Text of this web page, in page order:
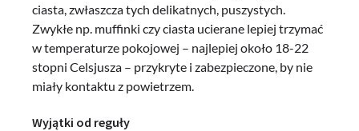
ciasta, zwłaszcza tych delikatnych, puszystych.
Zwykłe np. muffinki czy ciasta ucierane lepiej trzymać
w temperaturze pokojowej – najlepiej około 18-22
stopni Celsjusza – przykryte i zabezpieczone, by nie
miały kontaktu z powietrzem.
Wyjątki od reguły